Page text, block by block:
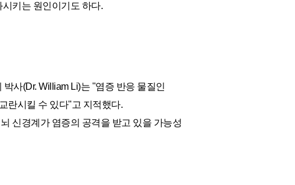
키는 원인이기도 하다.
사(Dr. William Li)는 "염증 반응 물질인
란시킬 수 있다"고 지적했다.
신경계가 염증의 공격을 받고 있을 가능성